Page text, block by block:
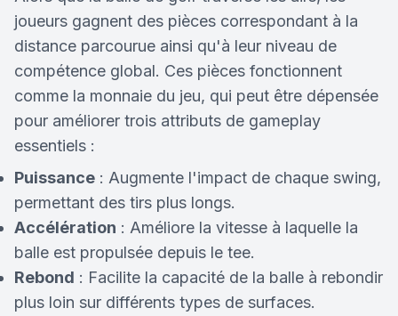
joueurs gagnent des pièces correspondant à la
distance parcourue ainsi qu'à leur niveau de
compétence global. Ces pièces fonctionnent
comme la monnaie du jeu, qui peut être dépensée
pour améliorer trois attributs de gameplay
essentiels :
Puissance : Augmente l'impact de chaque swing,
permettant des tirs plus longs.
Accélération : Améliore la vitesse à laquelle la
balle est propulsée depuis le tee.
Rebond : Facilite la capacité de la balle à rebondir
plus loin sur différents types de surfaces.